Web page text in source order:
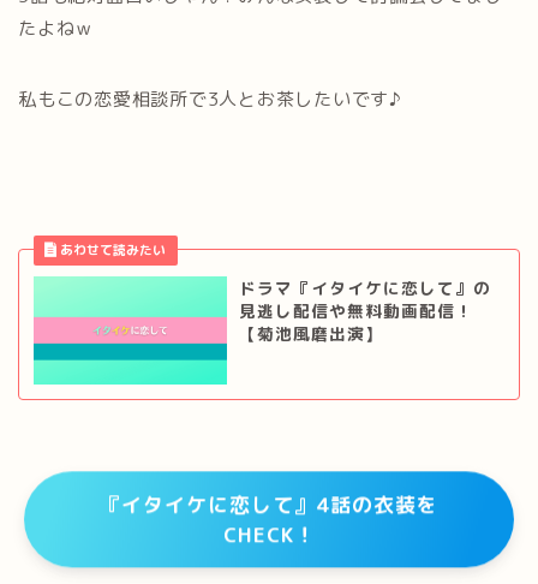
たよねｗ
私もこの恋愛相談所で3人とお茶したいです♪
ドラマ『イタイケに恋して』の
見逃し配信や無料動画配信！
【菊池風磨出演】
『イタイケに恋して』4話の衣装を
CHECK！